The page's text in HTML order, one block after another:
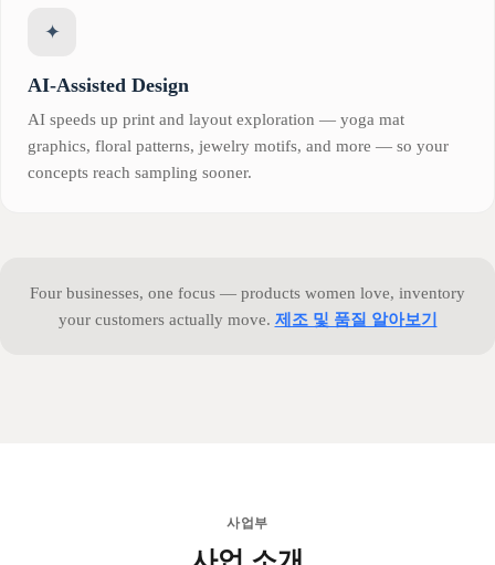
✦
AI-Assisted Design
AI speeds up print and layout exploration — yoga mat
graphics, floral patterns, jewelry motifs, and more — so your
concepts reach sampling sooner.
Four businesses, one focus — products women love, inventory
your customers actually move. 제조 및 품질 알아보기
사업부